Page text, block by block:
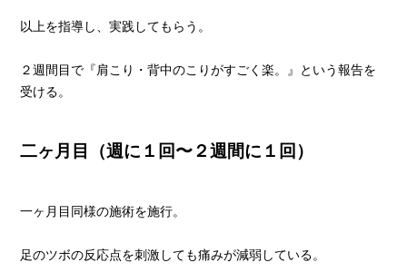
以上を指導し、実践してもらう。
２週間目で『肩こり・背中のこりがすごく楽。』という報告を
受ける。
二ヶ月目（週に１回〜２週間に１回）
一ヶ月目同様の施術を施行。
足のツボの反応点を刺激しても痛みが減弱している。